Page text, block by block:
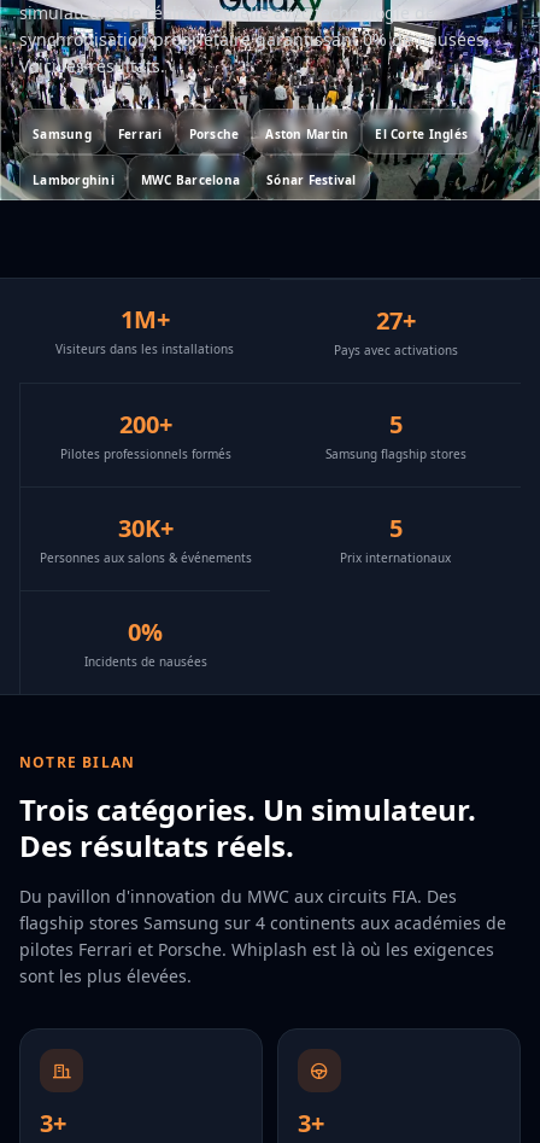
simulateurs de réalité virtuelle avec technologie de
synchronisation propriétaire garantissant 0% de nausées.
Voici les résultats.
Samsung Ferrari Porsche Aston Martin El Corte Inglés
Lamborghini MWC Barcelona Sónar Festival
1M+
Visiteurs dans les installations
27+
Pays avec activations
200+
Pilotes professionnels formés
5
Samsung flagship stores
30K+
Personnes aux salons & événements
5
Prix internationaux
0%
Incidents de nausées
NOTRE BILAN
Trois catégories. Un simulateur.
Des résultats réels.
Du pavillon d'innovation du MWC aux circuits FIA. Des
flagship stores Samsung sur 4 continents aux académies de
pilotes Ferrari et Porsche. Whiplash est là où les exigences
sont les plus élevées.
3+ 3+